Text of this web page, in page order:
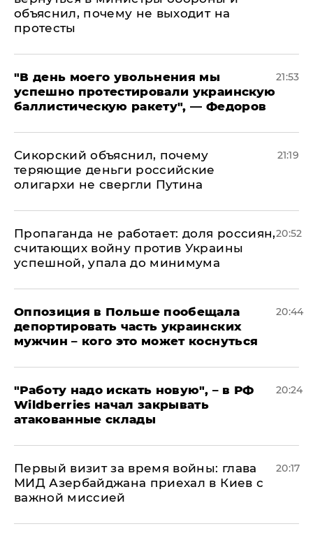
объяснил, почему не выходит на
протесты
​"В день моего увольнения мы
успешно протестировали украинскую
баллистическую ракету", — Федоров
21:53
Сикорский объяснил, почему
теряющие деньги российские
олигархи не свергли Путина
21:19
​Пропаганда не работает: доля россиян,
считающих войну против Украины
успешной, упала до минимума
20:52
Оппозиция в Польше пообещала
депортировать часть украинских
мужчин – кого это может коснуться
20:44
"Работу надо искать новую", – в РФ
Wildberries начал закрывать
атакованные склады
20:24
Первый визит за время войны: глава
МИД Азербайджана приехал в Киев с
важной миссией
20:17